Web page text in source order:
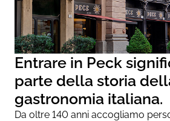
Entrare in Peck
parte della storia
gastronomia italiana.
Da oltre 140 anni accogliamo